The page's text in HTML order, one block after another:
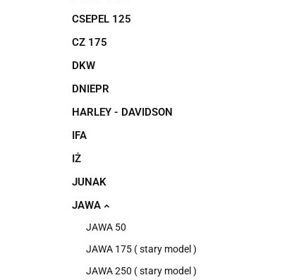
CSEPEL 125
CZ 175
DKW
DNIEPR
HARLEY - DAVIDSON
IFA
IŻ
JUNAK
JAWA
JAWA 50
JAWA 175 ( stary model )
JAWA 250 ( stary model )